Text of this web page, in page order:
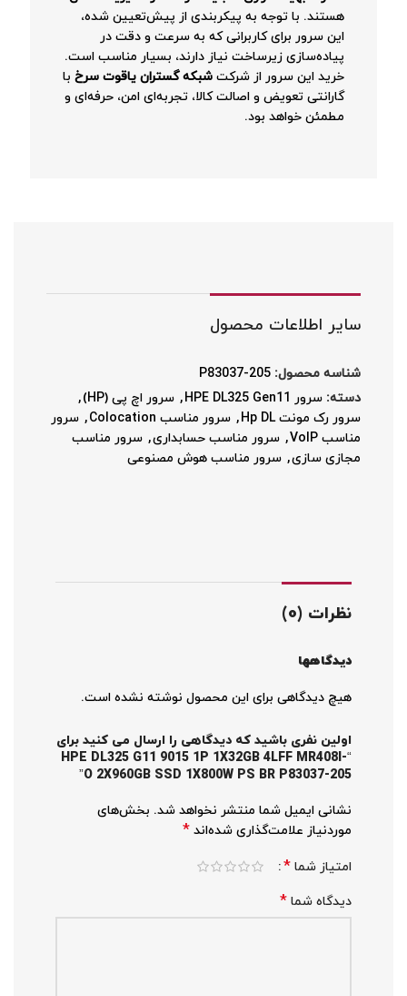
هستند. با توجه به پیکربندی از پیش‌تعیین شده،
این سرور برای کاربرانی که به سرعت و دقت در
پیاده‌سازی زیرساخت نیاز دارند، بسیار مناسب است.
خرید این سرور از شرکت شبکه گستران یاقوت سرخ با
گارانتی تعویض و اصالت کالا، تجربه‌ای امن، حرفه‌ای و
مطمئن خواهد بود.
سایر اطلاعات محصول
شناسه محصول: P83037-205
دسته: سرور HPE DL325 Gen11 , سرور اچ پی (HP)
,
سرور رک مونت Hp DL
, سرور مناسب Colocation , سرور
مناسب VoIP
, سرور مناسب حسابداری, سرور مناسب
مجازی سازی, سرور مناسب هوش مصنوعی
نظرات (0)
دیدگاهها
هیچ دیدگاهی برای این محصول نوشته نشده است.
اولین نفری باشید که دیدگاهی را ارسال می کنید برای
“HPE DL325 G11 9015 1P 1X32GB 4LFF MR408I-
O 2X960GB SSD 1X800W PS BR P83037-205”
نشانی ایمیل شما منتشر نخواهد شد. بخش‌های
موردنیاز علامت‌گذاری شده‌اند *
امتیاز شما *
دیدگاه شما *